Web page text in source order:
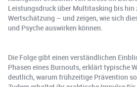
Leistungsdruck über Multitasking bis hin
Wertschätzung – und zeigen, wie sich
und Psyche auswirken können.
Die Folge gibt einen verständlichen
Phasen eines Burnouts, erklärt typische
deutlich, warum frühzeitige Prävention